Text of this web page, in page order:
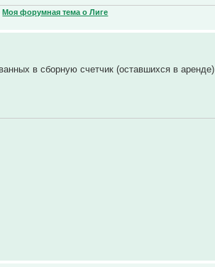
Моя форумная тема о Лиге
в сборную счетчик (оставшихся в